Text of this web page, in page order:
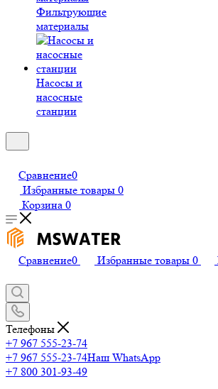
Фильтрующие
материалы
Насосы и
насосные
станции
Сравнение0
Избранные товары 0
Корзина 0
Сравнение0 Избранные товары 0
Телефоны
+7 967 555-23-74
+7 967 555-23-74Наш WhatsApp
+7 800 301-93-49